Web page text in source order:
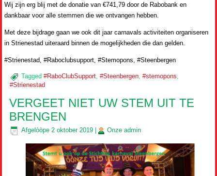
Wij zijn erg blij met de donatie van €741,79 door de Rabobank en
dankbaar voor alle stemmen die we ontvangen hebben.
Met deze bijdrage gaan we ook dit jaar carnavals activiteiten organiseren
in Strienestad uiteraard binnen de mogelijkheden die dan gelden.
#Strienestad, #Raboclubsupport, #Stemopons, #Steenbergen
Tagged #RaboClubSupport,#Steenbergen,#stemopons,
#Strienestad
VERGEET NIET UW STEM UIT TE
BRENGEN
Afgelòòpe 2 oktober 2019 Onze admin